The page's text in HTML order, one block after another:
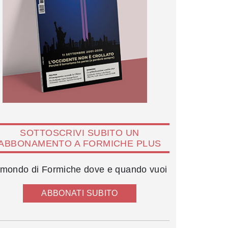
SOTTOSCRIVI SUBITO UN
A FORMICHE PLUS
di Formiche dove e quando vuoi
ABBONATI SUBITO